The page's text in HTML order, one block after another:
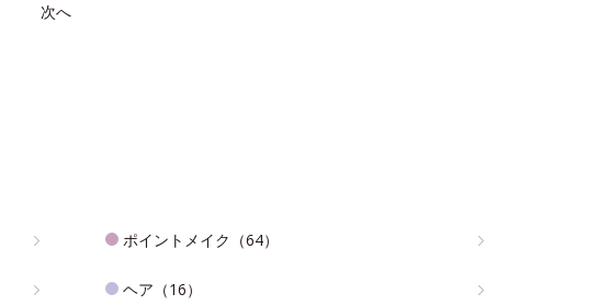
次へ
ポイントメイク（64）
ヘア（16）